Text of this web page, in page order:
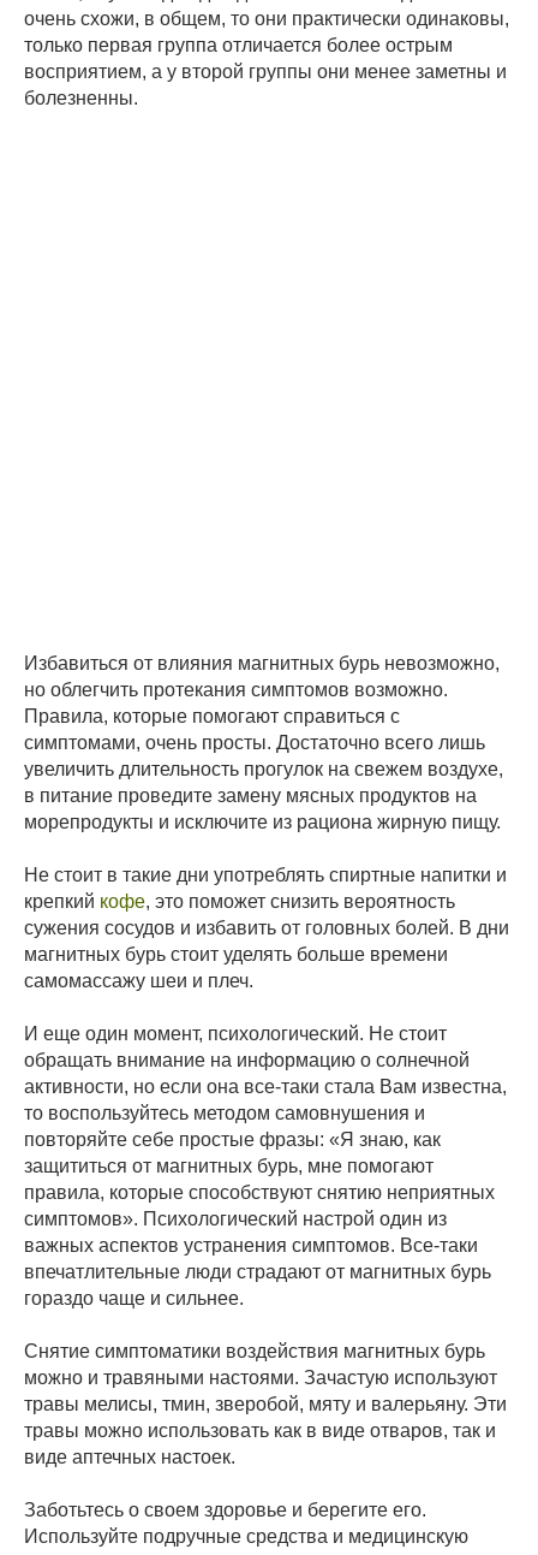
очень схожи, в общем, то они практически одинаковы,
только первая группа отличается более острым
восприятием, а у второй группы они менее заметны и
болезненны.
Избавиться от влияния магнитных бурь невозможно,
но облегчить протекания симптомов возможно.
Правила, которые помогают справиться с
симптомами, очень просты. Достаточно всего лишь
увеличить длительность прогулок на свежем воздухе,
в питание проведите замену мясных продуктов на
морепродукты и исключите из рациона жирную пищу.
Не стоит в такие дни употреблять спиртные напитки и
крепкий кофе, это поможет снизить вероятность
сужения сосудов и избавить от головных болей. В дни
магнитных бурь стоит уделять больше времени
самомассажу шеи и плеч.
И еще один момент, психологический. Не стоит
обращать внимание на информацию о солнечной
активности, но если она все-таки стала Вам известна,
то воспользуйтесь методом самовнушения и
повторяйте себе простые фразы: «Я знаю, как
защититься от магнитных бурь, мне помогают
правила, которые способствуют снятию неприятных
симптомов». Психологический настрой один из
важных аспектов устранения симптомов. Все-таки
впечатлительные люди страдают от магнитных бурь
гораздо чаще и сильнее.
Снятие симптоматики воздействия магнитных бурь
можно и травяными настоями. Зачастую используют
травы мелисы, тмин, зверобой, мяту и валерьяну. Эти
травы можно использовать как в виде отваров, так и
виде аптечных настоек.
Заботьтесь о своем здоровье и берегите его.
Используйте подручные средства и медицинскую